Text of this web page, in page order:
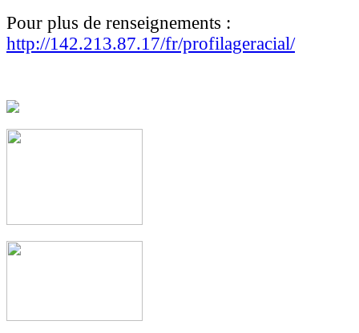
Pour plus de renseignements :
http://142.213.87.17/fr/profilageracial/